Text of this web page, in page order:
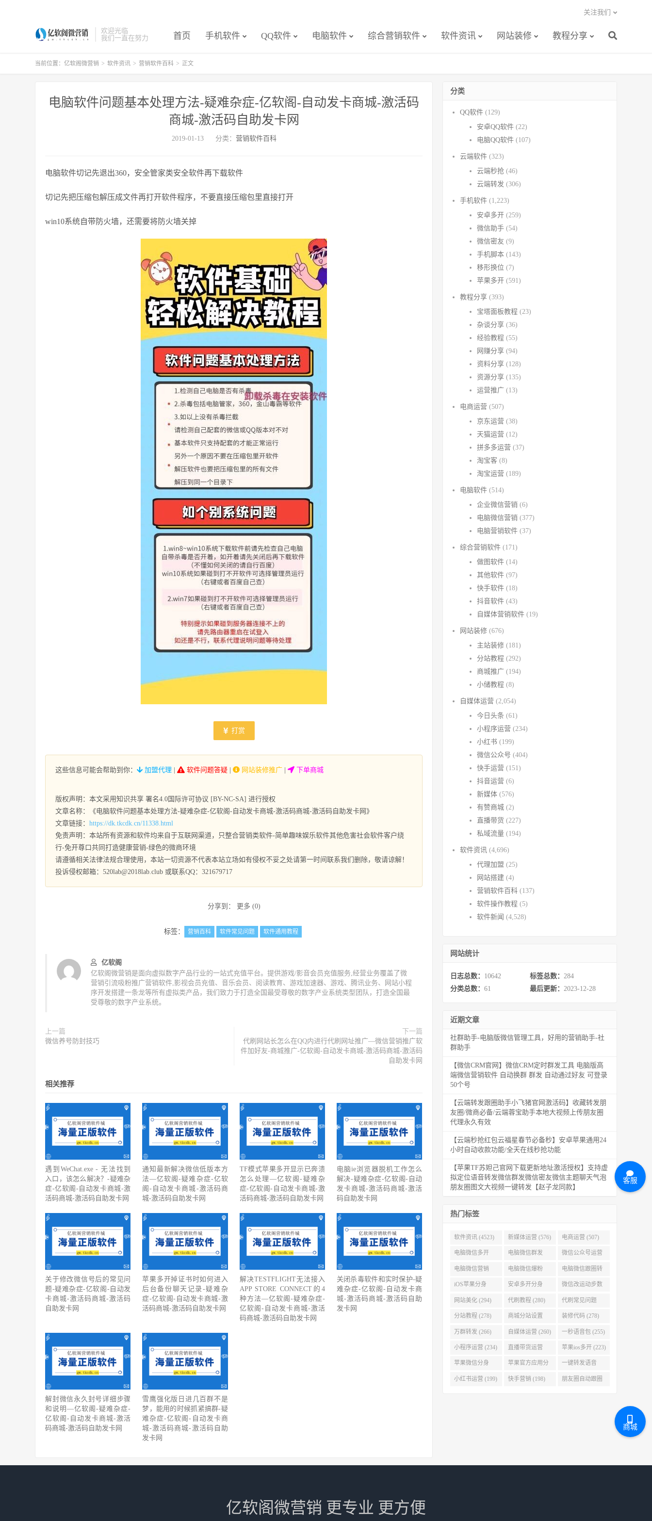
欢迎光临
我们一直在努力
首页 手机软件 QQ软件 电脑软件 综合营销软件 软件资讯 网站装修 教程分享
关注我们
当前位置： 亿软阁微营销 > 软件资讯 > 营销软件百科 > 正文
电脑软件问题基本处理方法-疑难杂症-亿软阁-自动发卡商城-激活码
商城-激活码自助发卡网
2019-01-13 分类： 营销软件百科
电脑软件切记先退出360，安全管家类安全软件再下载软件
切记先把压缩包解压成文件再打开软件程序，不要直接压缩包里直接打开
win10系统自带防火墙，还需要将防火墙关掉
打赏
这些信息可能会帮助到你： 加盟代理 软件问题答疑 网站装修推广 下单商城
版权声明：本文采用知识共享 署名4.0国际许可协议 [BY-NC-SA] 进行授权
文章名称：《电脑软件问题基本处理方法-疑难杂症-亿软阁-自动发卡商城-激活码商城-激活码自助发卡网》
文章链接： https://dk.tkcdk.cn/11338.html
免责声明：本站所有资源和软件均来自于互联网渠道，只整合营销类软件-简单趣味娱乐软件其他危害社会软件客户绕
行-免开尊口共同打造健康营销-绿色的微商环境
请遵循相关法律法规合理使用，本站一切资源不代表本站立场如有侵权不妥之处请第一时间联系我们删除，敬请谅解！
投诉侵权邮箱：520lab@2018lab.club 或联系QQ：321679717
分享到： 更多 (0)
标签： 营销百科 软件常见问题 软件通用教程
亿软阁
亿软阁微营销是面向虚拟数字产品行业的一站式充值平台。提供游戏/影音会员充值服务,经营业务覆盖了微
营销引流吸粉推广营销软件,影视会员充值、音乐会员、阅读教育、游戏加速器、游戏、腾讯业务、网站小程
序开发搭建一条龙等所有虚拟类产品，我们致力于打造全国最受尊敬的数字产业系统类型团队，打造全国最
受尊敬的数字产业系统。
上一篇
微信养号防封技巧
下一篇
代刷网站长怎么在QQ内进行代刷网址推广—微信营销推广软
件加好友-商城推广-亿软阁-自动发卡商城-激活码商城-激活码
自助发卡网
相关推荐
遇到WeChat.exe - 无法找到
入口，该怎么解决？-疑难杂
症-亿软阁-自动发卡商城-激
活码商城-激活码自助发卡网
通知最新解决微信低版本方
法—亿软阁-疑难杂症-亿软
阁-自动发卡商城-激活码商
城-激活码自助发卡网
TF模式苹果多开显示已奔溃
怎么处理—亿软阁-疑难杂
症-亿软阁-自动发卡商城-激
活码商城-激活码自助发卡网
电脑ie浏览器脱机工作怎么
解决-疑难杂症-亿软阁-自动
发卡商城-激活码商城-激活
码自助发卡网
关于修改微信号后的常见问
题-疑难杂症-亿软阁-自动发
卡商城-激活码商城-激活码
自助发卡网
苹果多开掉证书时如何进入
后台备份聊天记录-疑难杂
症-亿软阁-自动发卡商城-激
活码商城-激活码自助发卡网
解决TESTFLIGHT无法接入
APP STORE CONNECT的4
种方法—亿软阁-疑难杂症-
亿软阁-自动发卡商城-激活
码商城-激活码自助发卡网
关闭杀毒软件和实时保护-疑
难杂症-亿软阁-自动发卡商
城-激活码商城-激活码自助
发卡网
解封微信永久封号详细步骤
和说明—亿软阁-疑难杂症-
亿软阁-自动发卡商城-激活
码商城-激活码自助发卡网
雪鹰强化版日进几百群不是
梦，能用的时候抓紧搞群-疑
难杂症-亿软阁-自动发卡商
城-激活码商城-激活码自助
发卡网
分类
QQ软件 (129)
安卓QQ软件 (22)
电脑QQ软件 (107)
云端软件 (323)
云端秒抢 (46)
云端转发 (306)
手机软件 (1,223)
安卓多开 (259)
微信助手 (54)
微信密友 (9)
手机脚本 (143)
移形换位 (7)
苹果多开 (591)
教程分享 (393)
宝塔面板教程 (23)
杂谈分享 (36)
经验教程 (55)
网赚分享 (94)
资料分享 (128)
资源分享 (135)
运营推广 (13)
电商运营 (507)
京东运营 (38)
天猫运营 (12)
拼多多运营 (37)
淘宝客 (8)
淘宝运营 (189)
电脑软件 (514)
企业微信营销 (6)
电脑微信营销 (377)
电脑营销软件 (37)
综合营销软件 (171)
做图软件 (14)
其他软件 (97)
快手软件 (18)
抖音软件 (43)
自媒体营销软件 (19)
网站装修 (676)
主站装修 (181)
分站教程 (292)
商城推广 (194)
小储教程 (8)
自媒体运营 (2,054)
今日头条 (61)
小程序运营 (234)
小红书 (199)
微信公众号 (404)
快手运营 (151)
抖音运营 (6)
新媒体 (576)
有赞商城 (2)
直播带货 (227)
私域流量 (194)
软件资讯 (4,696)
代理加盟 (25)
网站搭建 (4)
营销软件百科 (137)
软件操作教程 (5)
软件新闻 (4,528)
网站统计
日志总数： 10642 标签总数： 284
分类总数： 61 最后更新： 2023-12-28
近期文章
社群助手-电脑版微信管理工具，好用的营销助手-社
群助手
【微信CRM官网】微信CRM定时群发工具 电脑版高
端微信营销软件 自动换群 群发 自动通过好友 可登录
50个号
【云端转发跟圈助手小飞猪官网激活码】收藏转发朋
友圈/微商必备/云端蓉宝助手本地大视频上传朋友圈
代理永久有效
【云端秒抢红包云福星春节必备秒】安卓苹果通用24
小时自动收款功能/全天在线秒抢功能
【苹果TF苏妲己官网下载更新地址激活授权】支持虚
拟定位语音转发微信群发微信密友微信主题聊天气泡
朋友圈图文大视频一键转发【赵子龙同款】
热门标签
软件资讯 (4523) 新媒体运营 (576) 电商运营 (507)
电脑微信多开
(479)
电脑微信群发
(477)
微信公众号运营
(404)
电脑微信营销
(386)
电脑微信爆粉
(384)
电脑微信跟圈转
发 (379)
iOS苹果分身
(371)
安卓多开分身
(333)
微信改运动步数
(313)
网站美化 (294) 代刷教程 (280) 代刷常见问题
(280)
分站教程 (278) 商城分站设置
(278)
装修代码 (278)
万群转发 (266) 自媒体运营 (260) 一秒语音包 (255)
小程序运营 (234) 直播带货运营
(227)
苹果ios多开 (223)
苹果微信分身
(223)
苹果官方应用分
身 (219)
一键转发语音
(219)
小红书运营 (199) 快手营销 (198) 朋友圈自动跟圈
亿软阁微营销 更专业 更方便
客服
商城